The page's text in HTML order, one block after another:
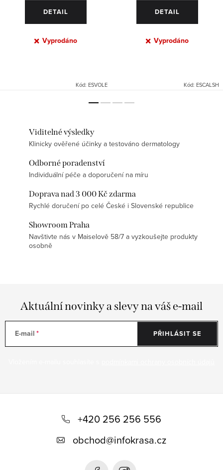
DETAIL
Vyprodáno
Kód: ESVOLE
DETAIL
Vyprodáno
Kód: ESCALSH
Viditelné výsledky
Klinicky ověřené účinky a testováno dermatology
Odborné poradenství
Individuální péče a doporučení na míru
Doprava nad 3 000 Kč zdarma
Rychlé doručení po celé České i Slovenské republice
Showroom Praha
Navštivte nás v Maiselově 58/7 a vyzkoušejte produkty
osobně
Aktuální novinky a slevy na váš e-mail
E-mail PŘIHLÁSIT SE
+420 256 256 556
obchod@infokrasa.cz